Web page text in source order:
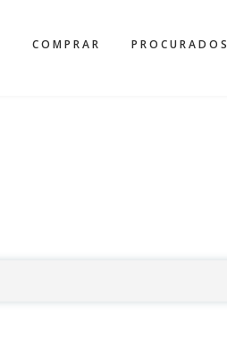
COMPRAR PROCURADOS